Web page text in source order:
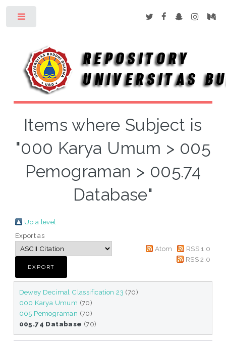
Items where Subject is
"000 Karya Umum > 005
Pemograman > 005.74
Database"
Up a level
Export as
Atom
RSS 1.0
RSS 2.0
Dewey Decimal Classification 23 (70)
000 Karya Umum (70)
005 Pemograman (70)
005.74 Database (70)